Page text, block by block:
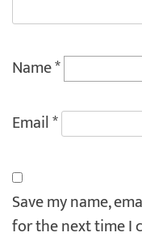
Name*
Email*
Save my name,
for the next time I